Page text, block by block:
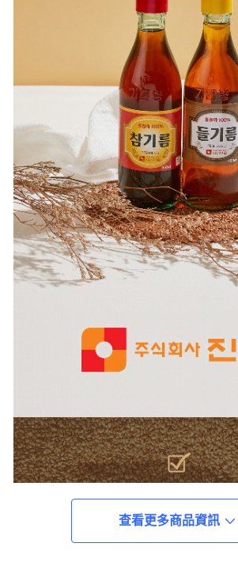
查看更多商品資訊